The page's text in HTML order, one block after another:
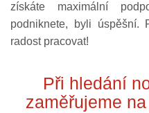
získáte maximální
podniknete, byli úspěšní.
radost pracovat!
Při hledání
zaměřujeme